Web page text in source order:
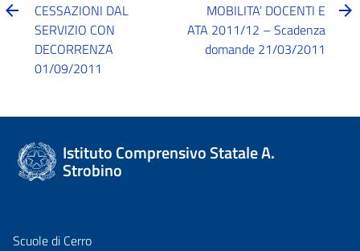
CESSAZIONI DAL
SERVIZIO CON
DECORRENZA
01/09/2011
MOBILITA’ DOCENTI E
ATA 2011/12 – Scadenza
domande 21/03/2011
Istituto Comprensivo Statale A.
Strobino
Scuole di Cerro